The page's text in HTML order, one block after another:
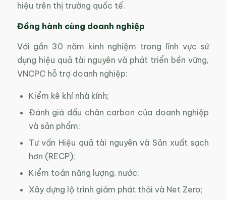
hiệu trên thị trường quốc tế.
Đồng hành cùng doanh nghiệp
Với gần 30 năm kinh nghiệm trong lĩnh vực sử
dụng hiệu quả tài nguyên và phát triển bền vững,
VNCPC hỗ trợ doanh nghiệp:
Kiểm kê khí nhà kính;
Đánh giá dấu chân carbon của doanh nghiệp
và sản phẩm;
Tư vấn Hiệu quả tài nguyên và Sản xuất sạch
hơn (RECP);
Kiểm toán năng lượng, nước;
Xây dựng lộ trình giảm phát thải và Net Zero;